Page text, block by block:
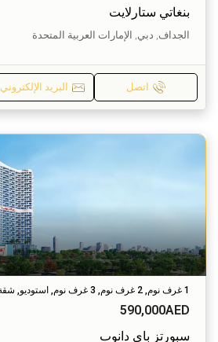
بنغاتي ستارلايت
الجداف, دبي, الإمارات العربية المتحدة
اتصل البريد الإلكتروني
1 غرف نوم, 2 غرف نوم, 3 غرف نوم, استوديو, شقة
590,000AED
سبورتز باي دانوب